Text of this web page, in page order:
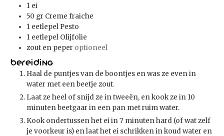
1 ei
50 gr Creme fraiche
1 eetlepel Pesto
1 eetlepel Olijfolie
zout en peper optioneel
Bereiding
Haal de puntjes van de boontjes en was ze even in
water met een beetje zout.
Laat ze heel of snijd ze in tweeën, en kook ze in 10
minuten beetgaar in een pan met ruim water.
Kook ondertussen het ei in 7 minuten hard (of wat zelf
je voorkeur is) en laat het ei schrikken in koud water en